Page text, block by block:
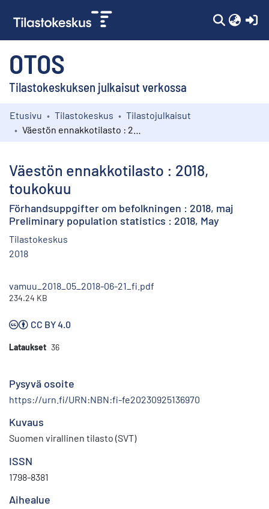
OTOS
Tilastokeskuksen julkaisut verkossa
Kokoelmat
Etusivu Tilastokeskus
Tilastojulkaisut
Väestön ennakkotilasto : 2018,
toukokuu
Förhandsuppgifter om befolkningen : 2018, maj
Preliminary population statistics : 2018, May
Tilastokeskus
2018
vamuu_2018_05_2018-06-21_fi.pdf
234.24 KB
CC BY 4.0
Lataukset 36
Pysyvä osoite
https://urn.fi/URN:NBN:fi-fe20230925136970
Kuvaus
Suomen virallinen tilasto (SVT)
ISSN
1798-8381
Aihealue